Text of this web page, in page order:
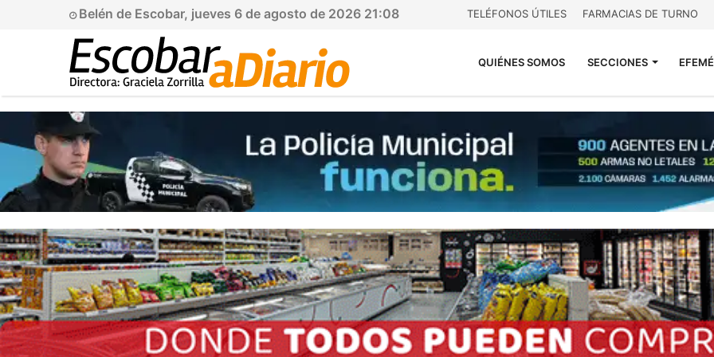
Belén de Escobar, jueves 6 de agosto de 2026 21:08 TELÉFONOS ÚTILES FARMACIAS DE TURNO
QUIÉNES SOMOS SECCIONES